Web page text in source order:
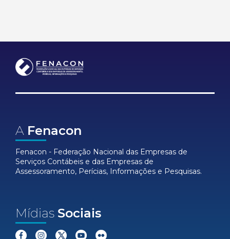
A Fenacon
Fenacon - Federação Nacional das Empresas de
Serviços Contábeis e das Empresas de
Assessoramento, Perícias, Informações e Pesquisas.
Mídias Sociais